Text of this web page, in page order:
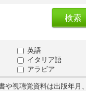
英語
イタリア語
アラビア
や視聴覚資料は出版年月